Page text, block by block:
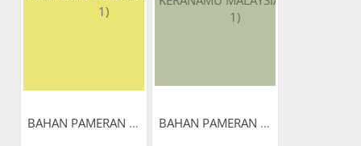
BAHAN PAMERAN KERANAMU... BAHAN PAMERAN KERANAMU...